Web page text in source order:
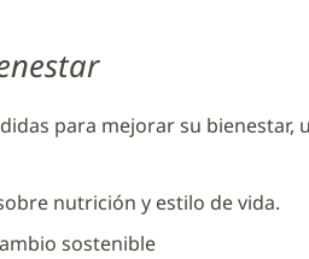
para mejorar su bienestar,
nutrición y estilo de vida.
sostenible